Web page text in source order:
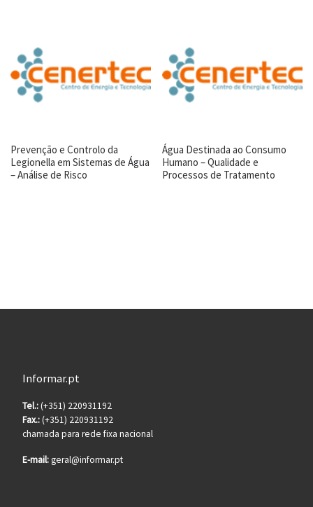
Prevenção e Controlo da
Legionella em Sistemas de Água
– Análise de Risco
Água Destinada ao Consumo
Humano – Qualidade e
Processos de Tratamento
Informar.pt
Tel.:(+351) 220931192
Fax.:(+351) 220931192
chamada para rede fixa nacional
E-mail:geral@informar.pt